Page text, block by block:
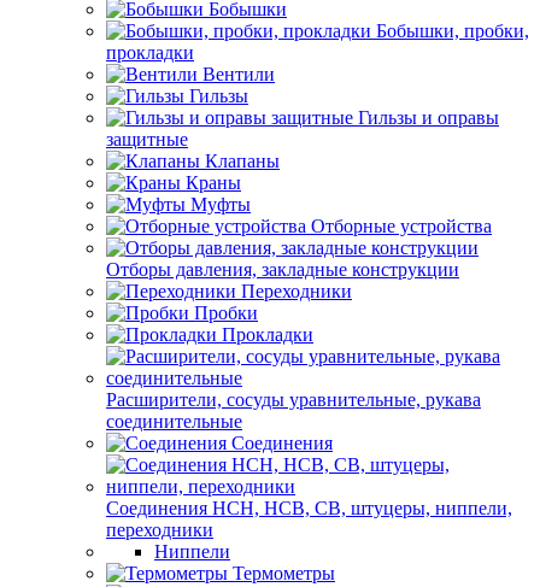
Бобышки
Бобышки, пробки,
прокладки
Вентили
Гильзы
Гильзы и оправы
защитные
Клапаны
Краны
Муфты
Отборные устройства
Отборы давления, закладные конструкции
Переходники
Пробки
Прокладки
Расширители, сосуды уравнительные, рукава
соединительные
Соединения
Соединения НСН, НСВ, СВ, штуцеры, ниппели,
переходники
Ниппели
Термометры